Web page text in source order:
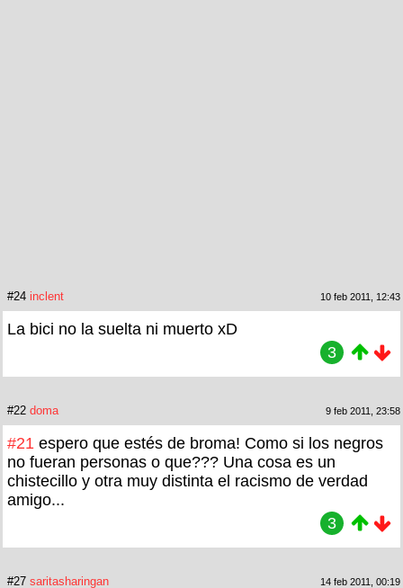
#24 inclent 10 feb 2011, 12:43
La bici no la suelta ni muerto xD
3
#22 doma 9 feb 2011, 23:58
#21 espero que estés de broma! Como si los negros
no fueran personas o que??? Una cosa es un
chistecillo y otra muy distinta el racismo de verdad
amigo...
3
#27 saritasharingan 14 feb 2011, 00:19